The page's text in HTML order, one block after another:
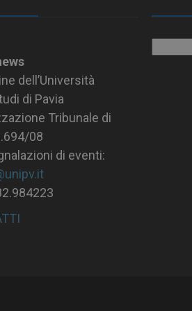
dell’Università
di Pavia
Tribunale di
08
di eventi: